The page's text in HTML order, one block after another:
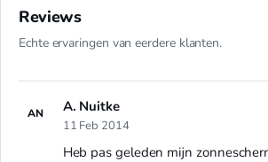
Reviews
Echte ervaringen van eerdere klanten.
AN A. Nuitke
11 Feb 2014
Heb pas geleden mijn